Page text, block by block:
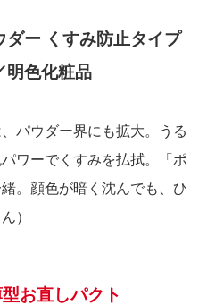
ダー くすみ防止タイプ
明色化粧品
パウダー界にも拡大。うる
ワーでくすみを払拭。「ポ
。顔色が暗く沈んでも、ひ
）
お直しパクト